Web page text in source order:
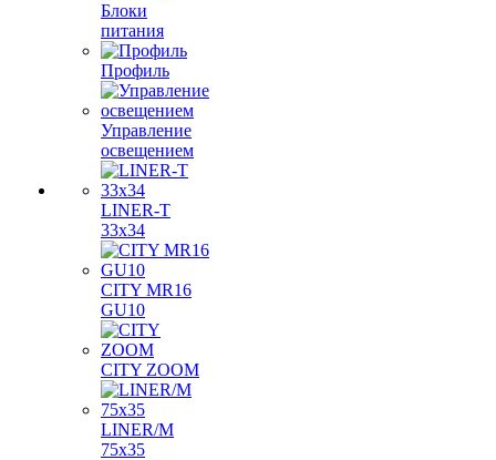
Блоки
питания
Профиль
Управление
освещением
LINER-T
33x34
CITY MR16
GU10
CITY ZOOM
LINER/M
75х35